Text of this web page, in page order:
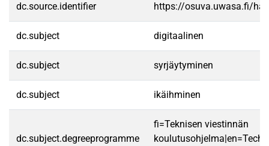
dc.source.identifier https://osuva.uwasa.fi/
dc.subject digitaalinen
dc.subject syrjäytyminen
dc.subject ikäihminen
dc.subject.degreeprogramme
fi=Teknisen viestinnän